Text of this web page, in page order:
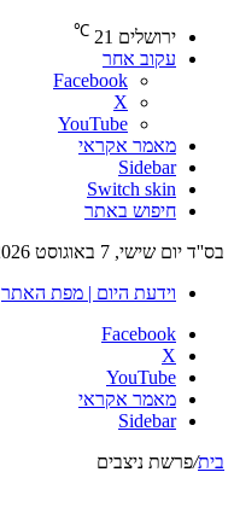
ירושלים 21
℃
עקוב אחר
Facebook
X
YouTube
מאמר אקראי
Sidebar
Switch skin
חיפוש באתר
בס''ד יום שישי, 7 באוגוסט 2026 למניינם
וידעת היום | מפת האתר
Facebook
X
YouTube
מאמר אקראי
Sidebar
בית/פרשת ניצבים